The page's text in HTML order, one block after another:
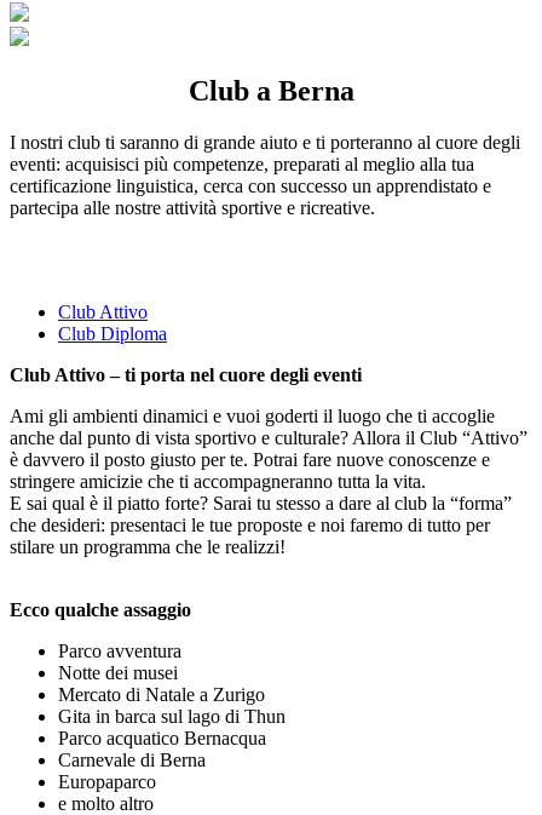
Club a Berna
I nostri club ti saranno di grande aiuto e ti porteranno al cuore degli
eventi: acquisisci più competenze, preparati al meglio alla tua
certificazione linguistica, cerca con successo un apprendistato e
partecipa alle nostre attività sportive e ricreative.
Club Attivo
Club Diploma
Club Attivo – ti porta nel cuore degli eventi
Ami gli ambienti dinamici e vuoi goderti il luogo che ti accoglie
anche dal punto di vista sportivo e culturale? Allora il Club “Attivo”
è davvero il posto giusto per te. Potrai fare nuove conoscenze e
stringere amicizie che ti accompagneranno tutta la vita.
E sai qual è il piatto forte? Sarai tu stesso a dare al club la “forma”
che desideri: presentaci le tue proposte e noi faremo di tutto per
stilare un programma che le realizzi!
Ecco qualche assaggio
Parco avventura
Notte dei musei
Mercato di Natale a Zurigo
Gita in barca sul lago di Thun
Parco acquatico Bernacqua
Carnevale di Berna
Europaparco
e molto altro